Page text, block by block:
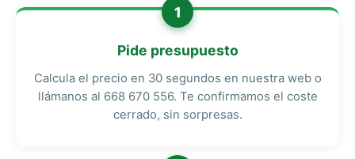
1
Pide presupuesto
Calcula el precio en 30 segundos en nuestra web o
llámanos al 668 670 556. Te confirmamos el coste
cerrado, sin sorpresas.